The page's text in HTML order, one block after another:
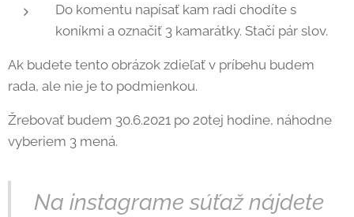
Do komentu napísať kam radi chodíte s
koníkmi a označiť 3 kamarátky. Stačí pár slov.
Ak budete tento obrázok zdieľať v príbehu budem
rada, ale nie je to podmienkou.
Žrebovať budem 30.6.2021 po 20tej hodine, náhodne
vyberiem 3 mená.
Na instagrame súťaž nájdete